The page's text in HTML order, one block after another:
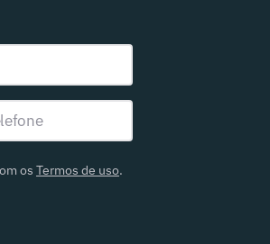
os Termos de uso.